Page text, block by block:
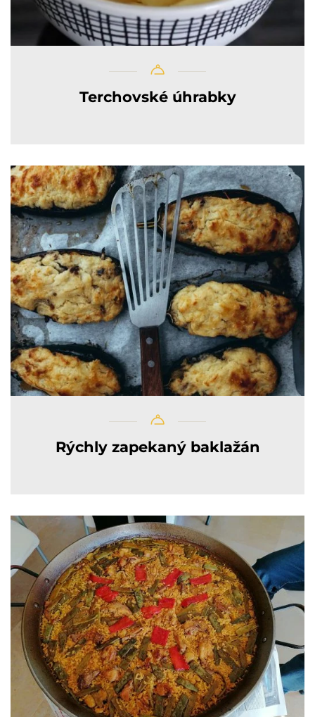
Terchovské úhrabky
Rýchly zapekaný baklažán